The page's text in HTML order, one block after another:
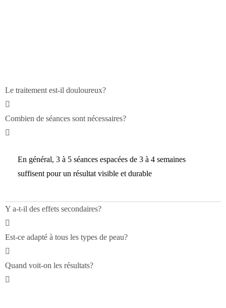
Le traitement est-il douloureux?
Combien de séances sont nécessaires?
En général, 3 à 5 séances espacées de 3 à 4 semaines
suffisent pour un résultat visible et durable
Y a-t-il des effets secondaires?
Est-ce adapté à tous les types de peau?
Quand voit-on les résultats?